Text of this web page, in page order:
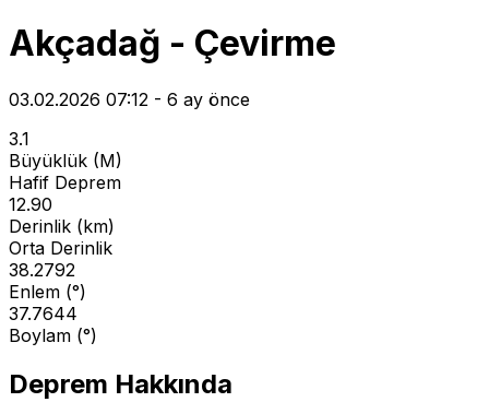
Akçadağ - Çevirme
03.02.2026 07:12 - 6 ay önce
3.1
Büyüklük (M)
Hafif Deprem
12.90
Derinlik (km)
Orta Derinlik
38.2792
Enlem (°)
37.7644
Boylam (°)
Deprem Hakkında